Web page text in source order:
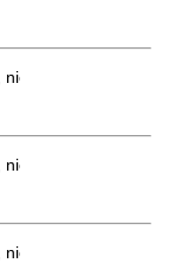
bestellbar
bestellbar
bestellbar